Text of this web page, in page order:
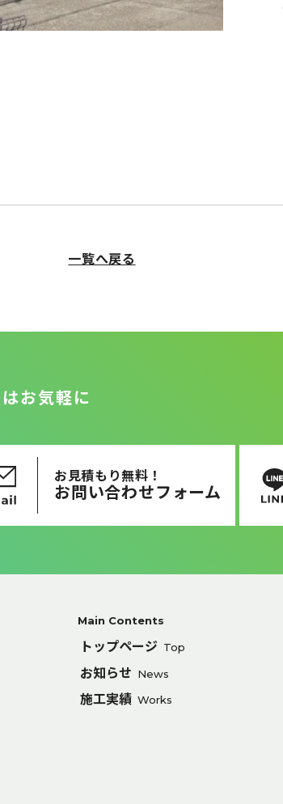
一覧へ戻る
お気軽に
お見積もり無料！
お問い合わせフォーム
Main Contents
トップページ Top
お知らせ News
施工実績 Works